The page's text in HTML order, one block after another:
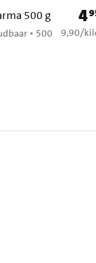
500 g
• 500
4
€ 9,90
9,90/